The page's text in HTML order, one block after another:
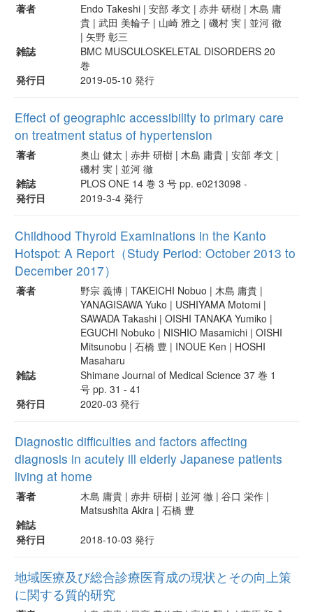
著者
Endo Takeshi | 安部 孝文 | 赤井 研樹 | 木島 庸
貴 | 武田 美輪子 | 山崎 雅之 | 磯村 実 | 並河 徹
| 矢野 彰三
雑誌
BMC MUSCULOSKELETAL DISORDERS 20
巻
発行日
2019-05-10 発行
Effect of geographic accessibility to primary care
on treatment status of hypertension
著者
奥山 健太 | 赤井 研樹 | 木島 庸貴 | 安部 孝文 |
磯村 実 | 並河 徹
雑誌
PLOS ONE 14 巻 3 号 pp. e0213098 -
発行日
2019-3-4 発行
Childhood Thyroid Examinations in the Kanto
Hotspot: A Report（Study Period: October 2013 to
December 2017）
著者
野宗 義博 | TAKEICHI Nobuo | 木島 庸貴 |
YANAGISAWA Yuko | USHIYAMA Motomi |
SAWADA Takashi | OISHI TANAKA Yumiko |
EGUCHI Nobuko | NISHIO Masamichi | OISHI
Mitsunobu | 石橋 豊 | INOUE Ken | HOSHI
Masaharu
雑誌
Shimane Journal of Medical Science 37 巻 1
号 pp. 31 - 41
発行日
2020-03 発行
Diagnostic difficulties and factors affecting
diagnosis in acutely ill elderly Japanese patients
living at home
著者
木島 庸貴 | 赤井 研樹 | 並河 徹 | 谷口 栄作 |
Matsushita Akira | 石橋 豊
雑誌
発行日
2018-10-03 発行
地域医療及び総合診療医育成の現状とその向上策
に関する質的研究